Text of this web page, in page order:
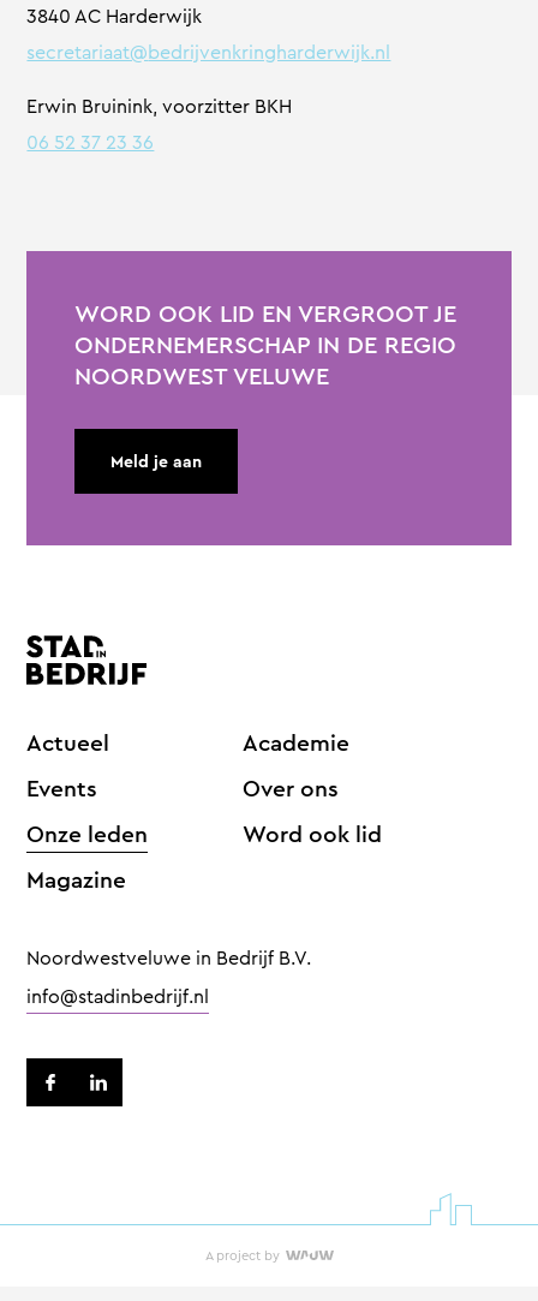
3840 AC Harderwijk
secretariaat@bedrijvenkringharderwijk.nl
Erwin Bruinink, voorzitter BKH
06 52 37 23 36
WORD OOK LID EN VERGROOT JE
ONDERNEMERSCHAP IN DE REGIO
NOORDWEST VELUWE
Meld je aan
Actueel
Events
Onze leden
Magazine
Academie
Over ons
Word ook lid
Noordwestveluwe in Bedrijf B.V.
info@stadinbedrijf.nl
A project by